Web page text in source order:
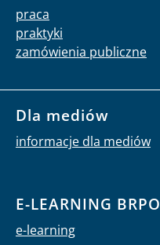
praca
praktyki
zamówienia publiczne
Dla mediów
informacje dla mediów
E-LEARNING BRPO
e-learning